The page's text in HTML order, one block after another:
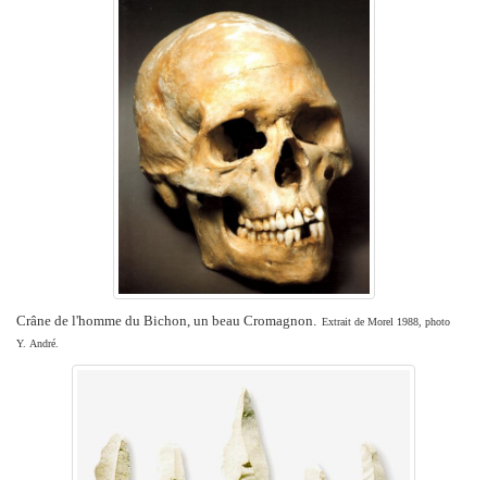
Crâne de l'homme du Bichon, un beau Cromagnon
Extrait de Morel 1988, photo
Y. André.